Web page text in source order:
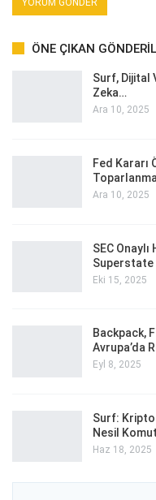
ÖNE ÇIKAN
Surf, Dijital
Zeka…
Ara 10, 2025
Fed Kararı
Ara 10, 2025
SEC
Superstate
Eki 15, 2025
Backpack,
Avrupa’da
Eyl 8, 2025
Surf: Kripto
Nesil
Haz 18, 2025